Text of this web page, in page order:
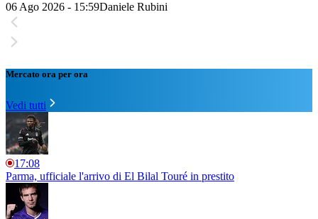
06 Ago 2026 - 15:59Daniele Rubini
Mercato ora per ora
Vedi tutti
17:08
Parma, ufficiale l'arrivo di El Bilal Touré in prestito